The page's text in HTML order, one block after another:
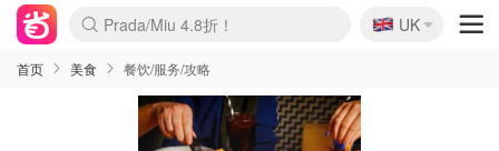
麦卢卡蜂蜜夏促！个位数！
Prada/Miu 4.8折！
啥？必胜客披萨5折！
🇬🇧
UK
首页 美食 餐饮/服务/攻略